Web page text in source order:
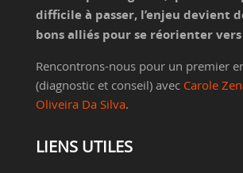
difficile à passer, l’enjeu devient
bons alliés pour se réorienter
Rencontrons-nous pour un premier
(diagnostic et conseil) avec Carole
Oliveira Da Silva.
LIENS UTILES